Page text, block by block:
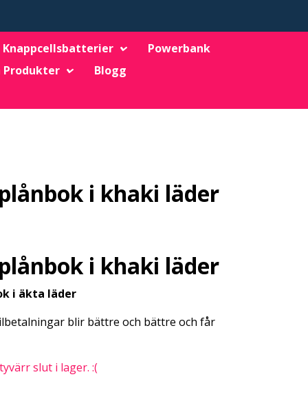
Knappcellsbatterier
Powerbank
Produkter
Blogg
i khaki läder
i khaki läder
i äkta läder
blir bättre och bättre och får
slut i lager. :(